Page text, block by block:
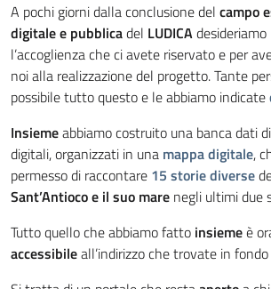
A pochi giorni dalla conclusione del campo
digitale e pubblicadel LUDICA
l’accoglienza che ci avete riservato e per
noi alla realizzazione del progetto. Tante
possibile tutto questo e le abbiamo indicate
Insiemeabbiamo costruito una banca dati
digitali, organizzati in una mappa digitale,
permesso di raccontare 15 storie diverse
Sant’Antioco e il suo mare negli ultimi due
Tutto quello che abbiamo fatto insiemeè
accessibileall’indirizzo che trovate in